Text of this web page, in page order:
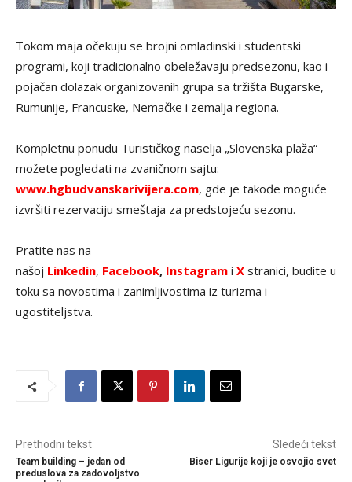
Tokom maja očekuju se brojni omladinski i studentski
programi, koji tradicionalno obeležavaju predsezonu, kao i
pojačan dolazak organizovanih grupa sa tržišta Bugarske,
Rumunije, Francuske, Nemačke i zemalja regiona.
Kompletnu ponudu Turističkog naselja „Slovenska plaža“
možete pogledati na zvaničnom sajtu:
www.hgbudvanskarivijera.com, gde je takođe moguće
izvršiti rezervaciju smeštaja za predstojeću sezonu.
Pratite nas na
našoj Linkedin, Facebook, Instagram i X stranici, budite u
toku sa novostima i zanimljivostima iz turizma i
ugostiteljstva.
Prethodni tekst
Team building – jedan od
preduslova za zadovoljstvo
Sledeći tekst
Biser Ligurije koji je osvojio svet